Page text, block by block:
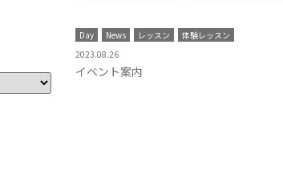
Day News レッスン
体験レッスン
2023.08.26
イベント案内